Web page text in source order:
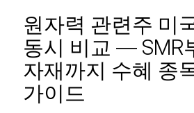
원자력 관련주 미
동시 비교 — SMR
자재까지 수혜 종
가이드